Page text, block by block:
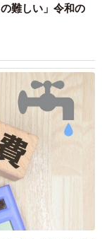
難しい」令和の